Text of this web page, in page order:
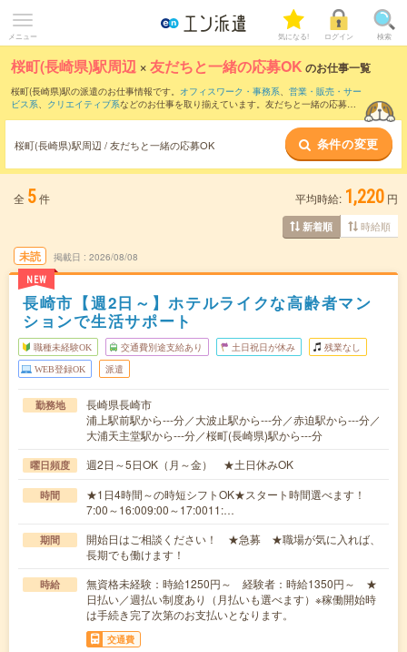
メニュー 気になる! ログイン 検索
桜町(長崎県)駅周辺 ×友だちと一緒の応募OK のお仕事一覧
桜町(長崎県)駅の派遣のお仕事情報です。 オフィスワーク・事務系、 営業・販売・サー
ビス系、 クリエイティブ系などのお仕事を取り揃えています。友だちと一緒の応募OK
桜町(長崎県)駅周辺 / 友だちと一緒の応募OK 条件の変更
全 5件 平均時給: 1,220 円
新着順 時給順
未読
NEW
掲載日 2026/08/08
長崎市【週2日～】ホテルライクな高齢者マン
ションで生活サポート
職種未経験OK 交通費別途支給あり 土日祝日が休み 残業なし
WEB登録OK 派遣
勤務地
長崎県長崎市
浦上駅前駅から---分／大波止駅から---分／赤迫駅から---分／
大浦天主堂駅から---分／桜町(長崎県)駅から---分
曜日頻度 週2日～5日OK（月～金） ★土日休みOK
時間
★1日4時間～の時短シフトOK★スタート時間選べます！
7:00～16:009:00～17:0011:…
期間
開始日はご相談ください！ ★急募 ★職場が気に入れば、
長期でも働けます！
時給
無資格未経験：時給1250円～ 経験者：時給1350円～ ★
日払い／週払い制度あり（月払いも選べます）※稼働開始時
は手続き完了次第のお支払いとなります。
交通費